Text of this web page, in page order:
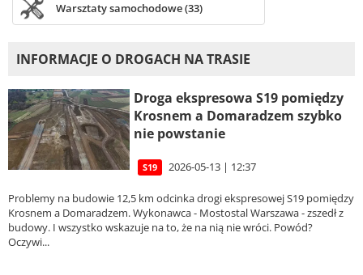
Warsztaty samochodowe (33)
INFORMACJE O DROGACH NA TRASIE
Droga ekspresowa S19 pomiędzy
Krosnem a Domaradzem szybko
nie powstanie
S19 2026-05-13 | 12:37
Problemy na budowie 12,5 km odcinka drogi ekspresowej S19 pomiędzy
Krosnem a Domaradzem. Wykonawca - Mostostal Warszawa - zszedł z
budowy. I wszystko wskazuje na to, że na nią nie wróci. Powód?
Oczywi...